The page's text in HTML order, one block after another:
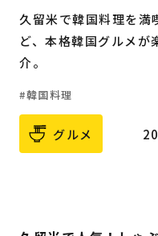
久留米で韓国料理を満
ど、本格韓国グルメが
介。
韓国料理
グルメ